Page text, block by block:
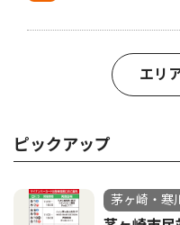
エリ
ピックアップ
茅ヶ崎・寒川